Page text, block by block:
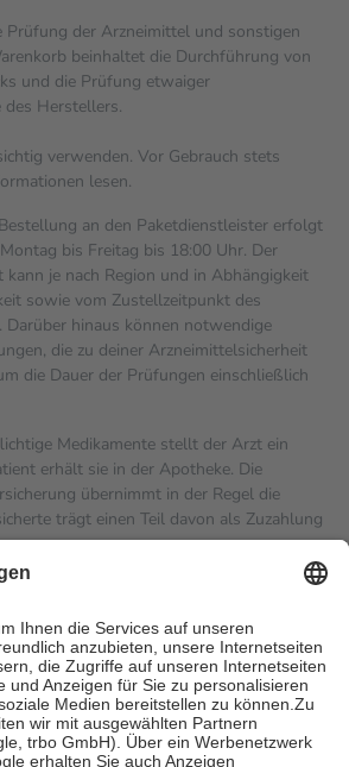
Prüfung der Arzneimittel und sonstigen
beinhaltet die Durchführung von
und die Prüfung etwaiger
Herstellers.
verwenden. Vor Gebrauch stets
lesen.
an den Paketdienstleister erfolgt
bis Freitag bis 18:00 Uhr. Der
kann je nach Region und in Abhängigkeit
sowie vom Zustellzeitpunkt des
Darüber hinaus können notwendige
die zu deiner Arzneimittelsicherheit
die Dauer der Prüfungen einschließlich
Medikamente stellt der Arzt ein
erhält sie in der Apotheke. Die
übernimmt in der Regel die
trägt einen Teil davon als Zuzahlung
Zuzahlungen in Höhe von zehn
Es sind jedoch nie mehr als die
Leistung zu entrichten.
auch für Online-Apotheken.
Krankenpflege beträgt die
der Kosten sowie zehn Euro je